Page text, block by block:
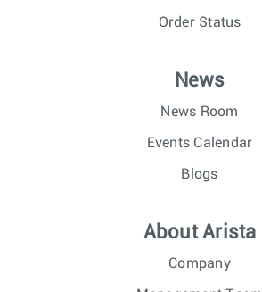
Order Status
News
News Room
Events Calendar
Blogs
About Arista
Company